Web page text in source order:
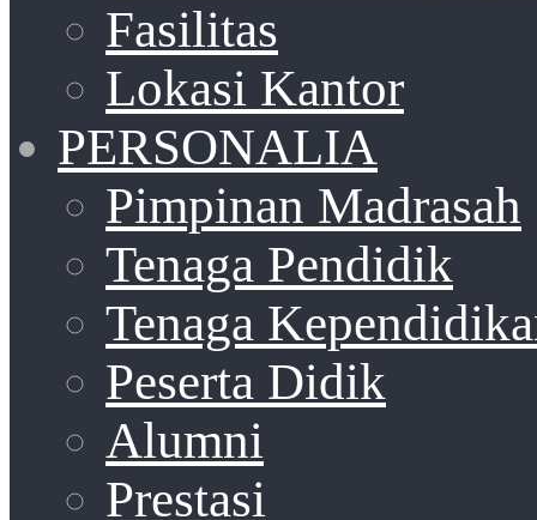
Fasilitas
Lokasi Kantor
PERSONALIA
Pimpinan Madrasah
Tenaga Pendidik
Tenaga
Peserta Didik
Alumni
Prestasi